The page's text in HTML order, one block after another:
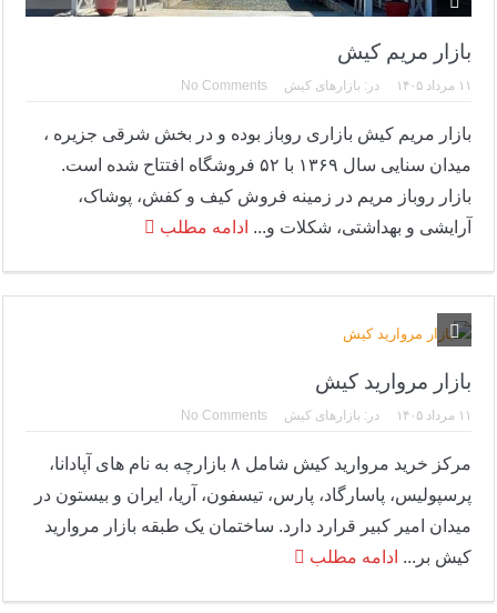
بازار مریم کیش
۱۱ مرداد ۱۴۰۵ در: بازارهای کیش No Comments
بازار مریم کیش بازاری روباز بوده و در بخش شرقی جزیره ،
میدان سنایی سال ۱۳۶۹ با ۵۲ فروشگاه افتتاح شده است.
بازار روباز مریم در زمینه فروش کیف و کفش، پوشاک،
آرایشی و بهداشتی، شکلات و... ادامه مطلب
بازار مروارید کیش
۱۱ مرداد ۱۴۰۵ در: بازارهای کیش No Comments
مرکز خرید مروارید کیش شامل ۸ بازارچه به نام های آپادانا،
پرسپولیس، پاسارگاد، پارس، تیسفون، آریا، ایران و بیستون در
میدان امیر کبیر قرارد دارد. ساختمان یک طبقه بازار مروارید
کیش بر... ادامه مطلب